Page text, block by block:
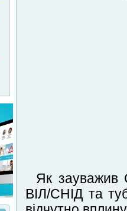
Як зауважив
ВІЛ/СНІД та